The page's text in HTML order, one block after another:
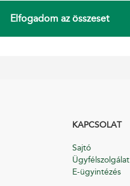
Elfogadom az összeset
KAPCSOLAT
Sajtó
Ügyfélszolgálat
E-ügyintézés